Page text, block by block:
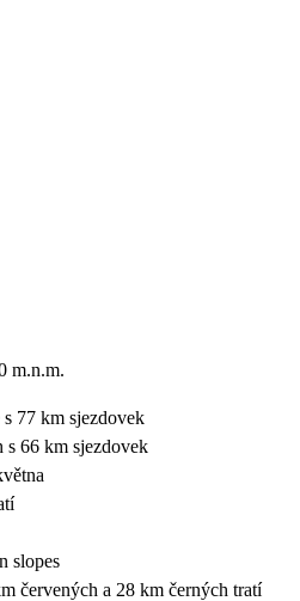
m.n.m.
77 km sjezdovek
s 66 km sjezdovek
slopes
červených a 28 km černých tratí